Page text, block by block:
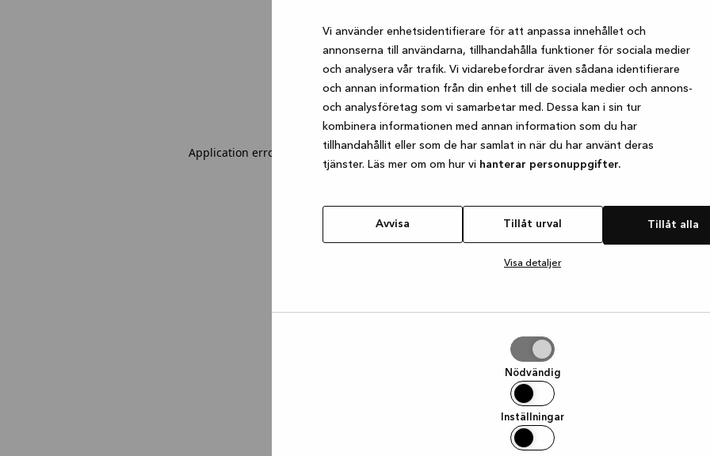
Vi använder enhetsidentifierare för att anpassa innehållet och
annonserna till användarna, tillhandahålla funktioner för sociala medier
och analysera vår trafik. Vi vidarebefordrar även sådana identifierare
och annan information från din enhet till de sociala medier och annons-
och analysföretag som vi samarbetar med. Dessa kan i sin tur
kombinera informationen med annan information som du har
tillhandahållit eller som de har samlat in när du har använt deras
tjänster. Läs mer om om hur vi hanterar personuppgifter.
Avvisa Tillåt urval Tillåt alla
Visa detaljer
Nödvändig
Inställningar
Application error: a client-side exception has occurred while loadingwww.kvik.se (see the